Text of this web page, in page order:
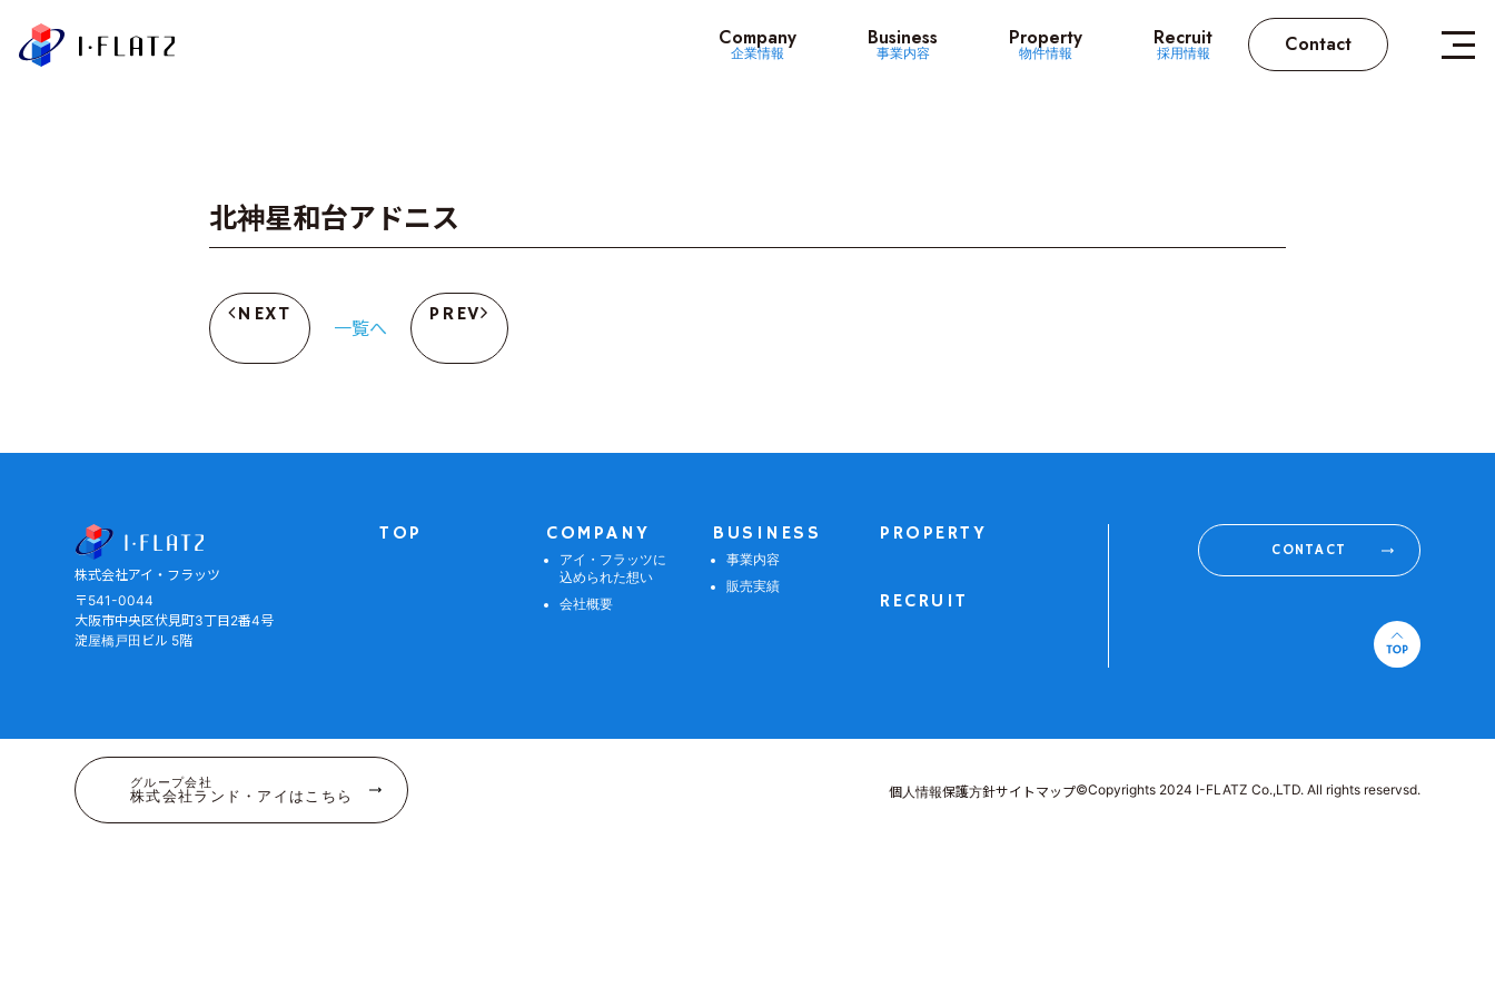
Company
企業情報
Business
事業内容
Property
物件情報
Recruit
採用情報 Contact
北神星和台アドニス
NEXT
一覧へ
PREV
株式会社アイ・フラッツ
株式会社アイ・フラッツ
〒541-0044
大阪市中央区伏見町3丁目2番4号
淀屋橋戸田ビル 5階
TOP COMPANY
アイ・フラッツに
込められた想い
会社概要
BUSINESS
事業内容
販売実績
PROPERTY
RECRUIT
CONTACT
グループ会社
株式会社ランド・アイはこちら 個人情報保護方針サイトマップ©Copyrights 2024 I-FLATZ Co.,LTD. All rights reservsd.